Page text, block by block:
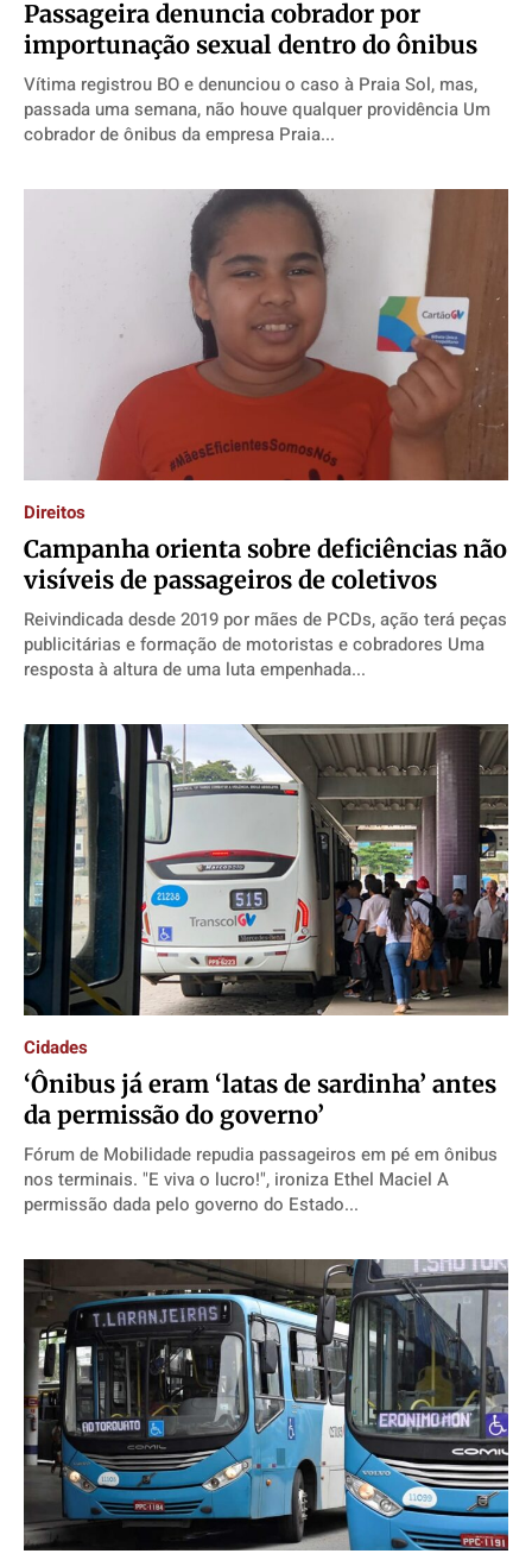
Passageira denuncia cobrador por
importunação sexual dentro do ônibus
Vítima registrou BO e denunciou o caso à Praia Sol, mas,
passada uma semana, não houve qualquer providência Um
cobrador de ônibus da empresa Praia...
Direitos
Campanha orienta sobre deficiências não
visíveis de passageiros de coletivos
Reivindicada desde 2019 por mães de PCDs, ação terá peças
publicitárias e formação de motoristas e cobradores Uma
resposta à altura de uma luta empenhada...
Cidades
‘Ônibus já eram ‘latas de sardinha’ antes
da permissão do governo’
Fórum de Mobilidade repudia passageiros em pé em ônibus
nos terminais. "E viva o lucro!", ironiza Ethel Maciel A
permissão dada pelo governo do Estado...